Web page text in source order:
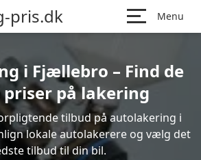
pris.dk Menu
i Fjællebro – Find de
priser på lakering
tilbud på autolakering i
lokale autolakerere og vælg det
tilbud til din bil.